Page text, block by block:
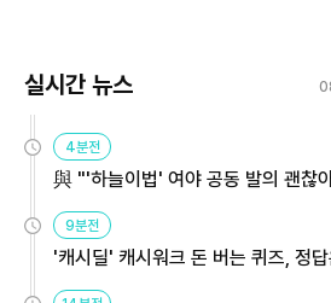
실시간 뉴스
4분전
與 "'하늘이법' 여야 공동 발의 괜찮
9분전
'캐시딜' 캐시워크 돈 버는 퀴즈, 정